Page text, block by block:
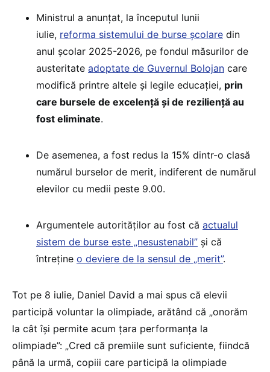
Ministrul a anunțat, la începutul lunii
iulie, reforma sistemului de burse școlare din
anul școlar 2025-2026, pe fondul măsurilor de
austeritate adoptate de Guvernul Bolojan care
modifică printre altele și legile educației, prin
care bursele de excelență și de reziliență au
fost eliminate.
De asemenea, a fost redus la 15% dintr-o clasă
numărul burselor de merit, indiferent de numărul
elevilor cu medii peste 9.00.
Argumentele autorităților au fost că actualul
sistem de burse este „nesustenabil” și că
întreține o deviere de la sensul de „merit”.
Tot pe 8 iulie, Daniel David a mai spus că elevii
participă voluntar la olimpiade, arătând că „onorăm
la cât își permite acum țara performanța la
olimpiade”: „Cred că premiile sunt suficiente, fiindcă
până la urmă, copiii care participă la olimpiade